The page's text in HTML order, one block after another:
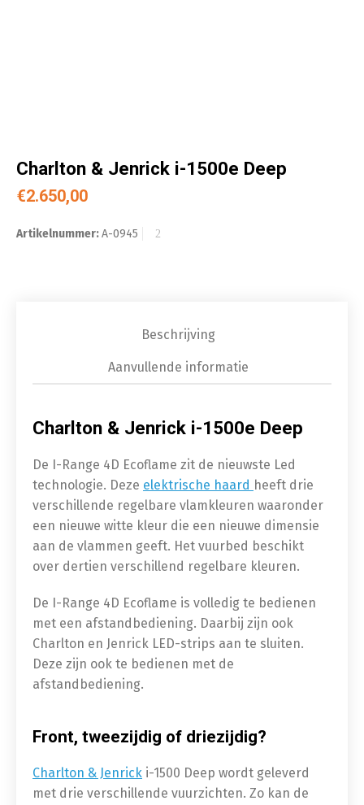
Charlton & Jenrick i-1500e Deep
€2.650,00
Artikelnummer:A-0945
Beschrijving
Aanvullende informatie
Charlton & Jenrick i-1500e Deep
De I-Range 4D Ecoflame zit de nieuwste Led
technologie. Deze elektrische haard heeft drie
verschillende regelbare vlamkleuren waaronder
een nieuwe witte kleur die een nieuwe dimensie
aan de vlammen geeft. Het vuurbed beschikt
over dertien verschillend regelbare kleuren.
De I-Range 4D Ecoflame is volledig te bedienen
met een afstandbediening. Daarbij zijn ook
Charlton en Jenrick LED-strips aan te sluiten.
Deze zijn ook te bedienen met de
afstandbediening.
Front, tweezijdig of driezijdig?
Charlton & Jenrick i-1500 Deep wordt geleverd
met drie verschillende vuurzichten. Zo kan de